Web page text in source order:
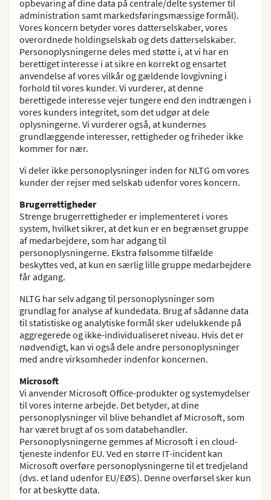
opbevaring af dine data på centrale/delte systemer til
administration samt markedsføringsmæssige formål).
Vores koncern betyder vores datterselskaber, vores
overordnede holdingselskab og dets datterselskaber.
Personoplysningerne deles med støtte i, at vi har en
berettiget interesse i at sikre en korrekt og ensartet
anvendelse af vores vilkår og gældende lovgivning i
forhold til vores kunder. Vi vurderer, at denne
berettigede interesse vejer tungere end den indtrængen i
vores kunders integritet, som det udgør at dele
oplysningerne. Vi vurderer også, at kundernes
grundlæggende interesser, rettigheder og friheder ikke
kommer for nær.
Vi deler ikke personoplysninger inden for NLTG om vores
kunder der rejser med selskab udenfor vores koncern.
Brugerrettigheder
Strenge brugerrettigheder er implementeret i vores
system, hvilket sikrer, at det kun er en begrænset gruppe
af medarbejdere, som har adgang til
personoplysningerne. Ekstra følsomme tilfælde
beskyttes ved, at kun en særlig lille gruppe medarbejdere
får adgang.
NLTG har selv adgang til personoplysninger som
grundlag for analyse af kundedata. Brug af sådanne data
til statistiske og analytiske formål sker udelukkende på
aggregerede og ikke-individualiseret niveau. Hvis det er
nødvendigt, kan vi også dele andre personoplysninger
med andre virksomheder indenfor koncernen.
Microsoft
Vi anvender Microsoft Office-produkter og systemydelser
til vores interne arbejde. Det betyder, at dine
personoplysninger vil blive behandlet af Microsoft, som
har været brugt af os som databehandler.
Personoplysningerne gemmes af Microsoft i en cloud-
tjeneste indenfor EU. Ved en større IT-incident kan
Microsoft overføre personoplysningerne til et tredjeland
(dvs. et land udenfor EU/EØS). Denne overførsel sker kun
for at beskytte data.